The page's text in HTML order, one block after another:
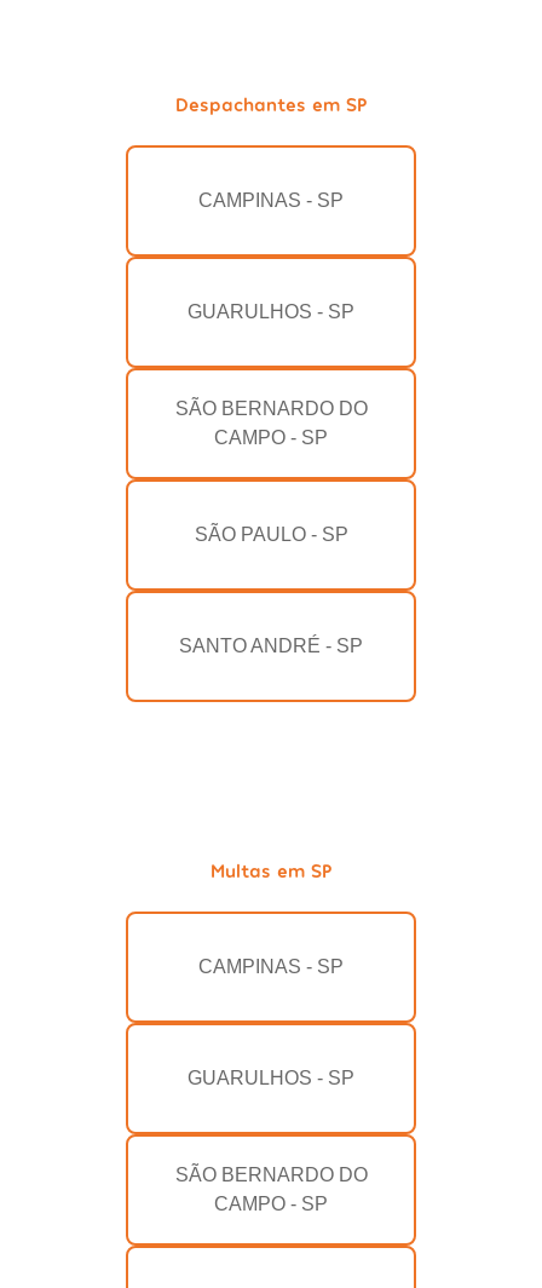
Despachantes em SP
CAMPINAS - SP
GUARULHOS - SP
SÃO BERNARDO DO
CAMPO - SP
SÃO PAULO - SP
SANTO ANDRÉ - SP
Multas em SP
CAMPINAS - SP
GUARULHOS - SP
SÃO BERNARDO DO
CAMPO - SP